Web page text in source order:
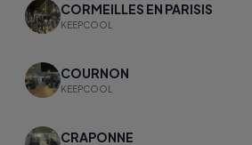
CORMEILLES EN PARISIS
KEEPCOOL
COURNON
KEEPCOOL
CRAPONNE